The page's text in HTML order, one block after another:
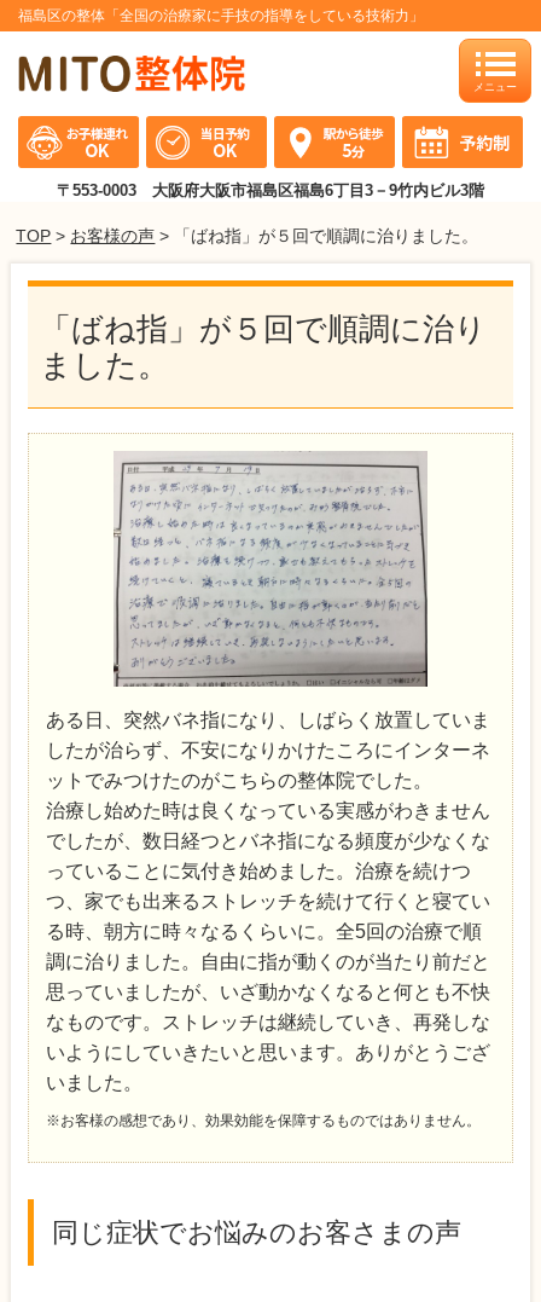
福島区の整体「全国の治療家に手技の指導をしている技術力」
〒553-0003 大阪府大阪市福島区福島6丁目3－9竹内ビル3階
toggle
TOP > お客様の声 > 「ばね指」が５回で順調に治りました。
「ばね指」が５回で順調に治り
ました。
ある日、突然バネ指になり、しばらく放置していま
したが治らず、不安になりかけたころにインターネ
ットでみつけたのがこちらの整体院でした。
治療し始めた時は良くなっている実感がわきません
でしたが、数日経つとバネ指になる頻度が少なくな
っていることに気付き始めました。治療を続けつ
つ、家でも出来るストレッチを続けて行くと寝てい
る時、朝方に時々なるくらいに。全5回の治療で順
調に治りました。自由に指が動くのが当たり前だと
思っていましたが、いざ動かなくなると何とも不快
なものです。ストレッチは継続していき、再発しな
いようにしていきたいと思います。ありがとうござ
いました。
※お客様の感想であり、効果効能を保障するものではありません。
同じ症状でお悩みのお客さまの声